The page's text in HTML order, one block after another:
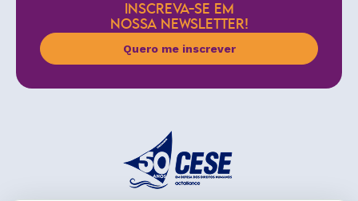
INSCREVA-SE EM
NOSSA NEWSLETTER!
Quero me inscrever